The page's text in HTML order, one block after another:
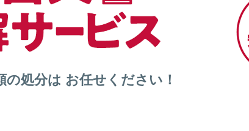
の処分は お任せください！